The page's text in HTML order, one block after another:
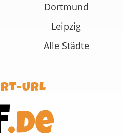
Dortmund
Leipzig
Alle Städte
URL